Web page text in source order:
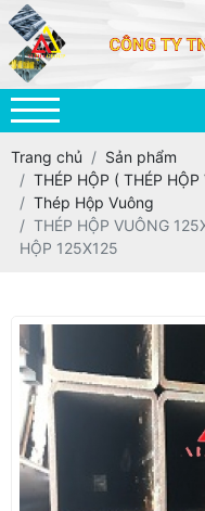
Trang chủ
Sản phẩm
THÉP HỘP ( THÉP
Thép Hộp Vuông
THÉP HỘP VUÔNG
HỘP 125X125